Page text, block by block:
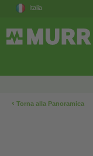
Italia
‹ Torna alla Panoramica